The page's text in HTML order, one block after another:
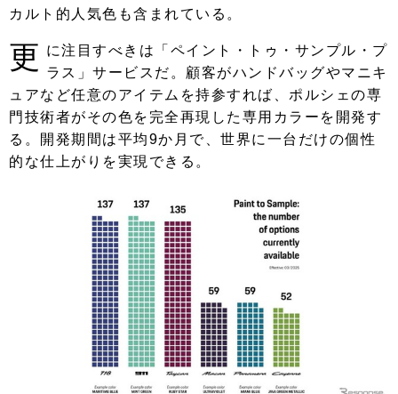
イベント告知
カルト的人気色も含まれている。
更 に注目すべきは「ペイント・トゥ・サンプル・プ
ラス」サービスだ。顧客がハンドバッグやマニキ
ュアなど任意のアイテムを持参すれば、ポルシェの専
門技術者がその色を完全再現した専用カラーを開発す
る。開発期間は平均9か月で、世界に一台だけの個性
的な仕上がりを実現できる。